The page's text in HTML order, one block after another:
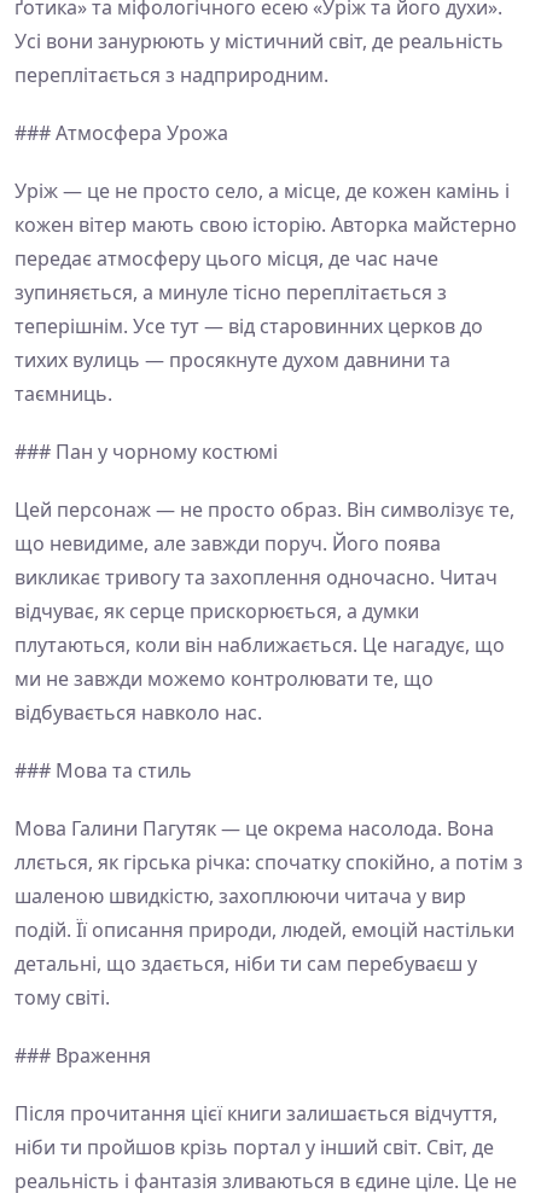
ґотика» та міфологічного есею «Уріж та його духи».
Усі вони занурюють у містичний світ, де реальність
переплітається з надприродним.
### Атмосфера Урожа
Уріж — це не просто село, а місце, де кожен камінь і
кожен вітер мають свою історію. Авторка майстерно
передає атмосферу цього місця, де час наче
зупиняється, а минуле тісно переплітається з
теперішнім. Усе тут — від старовинних церков до
тихих вулиць — просякнуте духом давнини та
таємниць.
### Пан у чорному костюмі
Цей персонаж — не просто образ. Він символізує те,
що невидиме, але завжди поруч. Його поява
викликає тривогу та захоплення одночасно. Читач
відчуває, як серце прискорюється, а думки
плутаються, коли він наближається. Це нагадує, що
ми не завжди можемо контролювати те, що
відбувається навколо нас.
### Мова та стиль
Мова Галини Пагутяк — це окрема насолода. Вона
ллється, як гірська річка: спочатку спокійно, а потім з
шаленою швидкістю, захоплюючи читача у вир
подій. Її описання природи, людей, емоцій настільки
детальні, що здається, ніби ти сам перебуваєш у
тому світі.
### Враження
Після прочитання цієї книги залишається відчуття,
ніби ти пройшов крізь портал у інший світ. Світ, де
реальність і фантазія зливаються в єдине ціле. Це не